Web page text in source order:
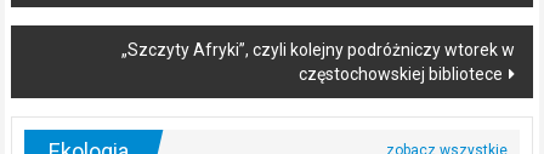
„Szczyty Afryki”, czyli kolejny podróżniczy wtorek w
częstochowskiej bibliotece